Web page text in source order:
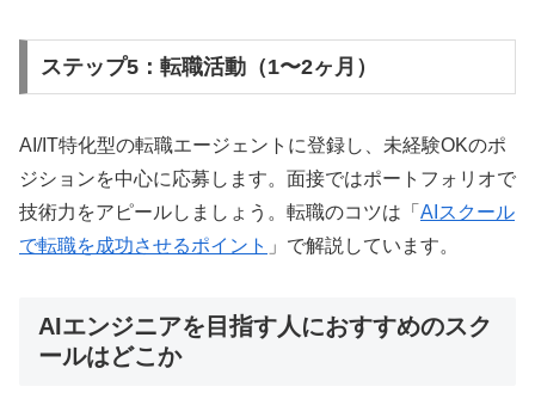
ステップ5：転職活動（1〜2ヶ月）
AI/IT特化型の転職エージェントに登録し、未経験OKのポ
ジションを中心に応募します。面接ではポートフォリオで
技術力をアピールしましょう。転職のコツは「 AIスクール
で転職を成功させるポイント 」で解説しています。
AIエンジニアを目指す人におすすめのスク
ールはどこか